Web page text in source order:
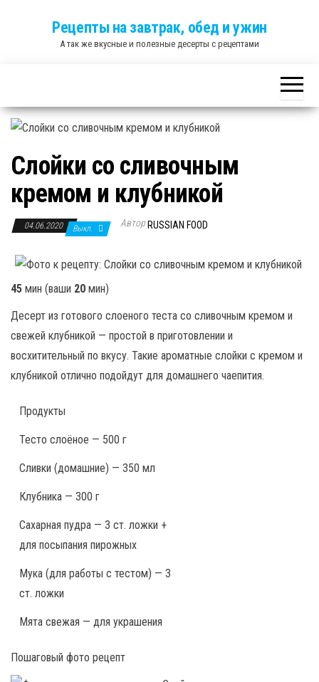
Рецепты на завтрак, обед и ужин
А так же вкусные и полезные десерты с рецептами
Слойки со сливочным
кремом и клубникой
04.06.2020 Выкл. Автор RUSSIAN FOOD
45 мин (ваши 20 мин)
Десерт из готового слоеного теста со сливочным кремом и
свежей клубникой — простой в приготовлении и
восхитительный по вкусу. Такие ароматные слойки с кремом и
клубникой отлично подойдут для домашнего чаепития.
Продукты
Тесто слоёное — 500 г
Сливки (домашние) — 350 мл
Клубника — 300 г
Сахарная пудра — 3 ст. ложки +
для посыпания пирожных
Мука (для работы с тестом) — 3
ст. ложки
Мята свежая — для украшения
Пошаговый фото рецепт